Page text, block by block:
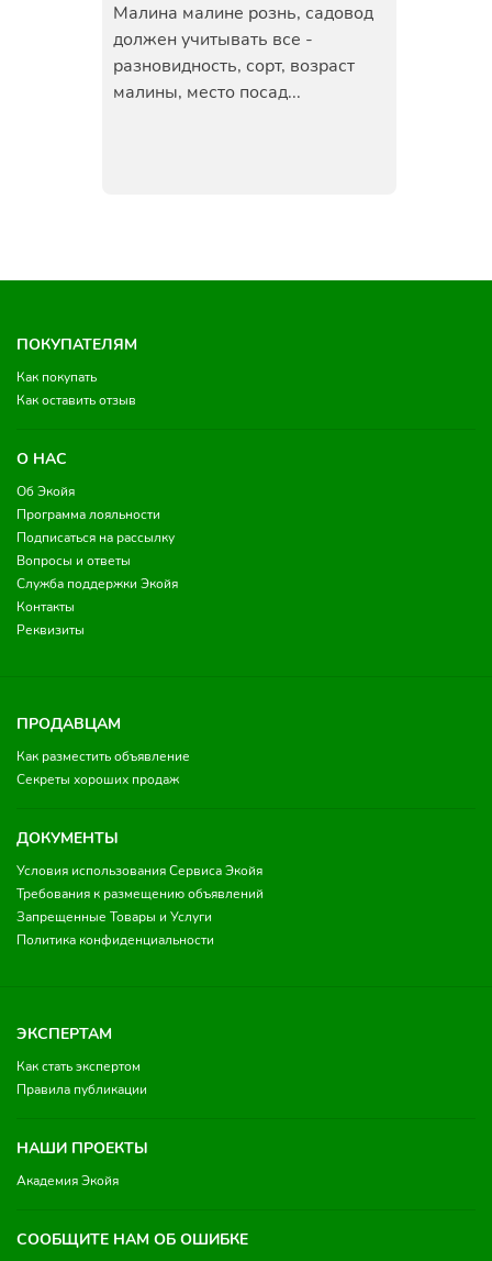
Малина малине рознь, садовод
должен учитывать все -
разновидность, сорт, возраст
малины, место посад...
ПОКУПАТЕЛЯМ
Как покупать
Как оставить отзыв
О НАС
Об Экойя
Программа лояльности
Подписаться на рассылку
Вопросы и ответы
Служба поддержки Экойя
Контакты
Реквизиты
ПРОДАВЦАМ
Как разместить объявление
Секреты хороших продаж
ДОКУМЕНТЫ
Условия использования Сервиса Экойя
Требования к размещению объявлений
Запрещенные Товары и Услуги
Политика конфиденциальности
ЭКСПЕРТАМ
Как стать экспертом
Правила публикации
НАШИ ПРОЕКТЫ
Академия Экойя
СООБЩИТЕ НАМ ОБ ОШИБКЕ